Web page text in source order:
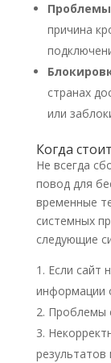
причина
странах
или
Когда
Не всегда
повод для
временные
системных
следующие
Если сайт
информации
Проблемы
результатов